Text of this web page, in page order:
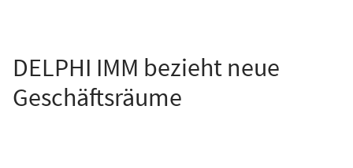
DELPHI IMM bezieht neue
Geschäftsräume